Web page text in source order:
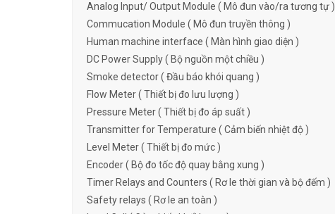
Analog Input/ Output Module ( Mô đun vào/ra tương tự )
Commucation Module ( Mô đun truyền thông )
Human machine interface ( Màn hình giao diện )
DC Power Supply ( Bộ nguồn một chiều )
Smoke detector ( Đầu báo khói quang )
Flow Meter ( Thiết bị đo lưu lượng )
Pressure Meter ( Thiết bị đo áp suất )
Transmitter for Temperature ( Cảm biến nhiệt độ )
Level Meter ( Thiết bị đo mức )
Encoder ( Bộ đo tốc độ quay bằng xung )
Timer Relays and Counters ( Rơ le thời gian và bộ đếm )
Safety relays ( Rơ le an toàn )